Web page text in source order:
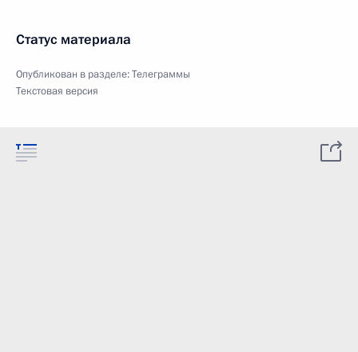
Статус материала
Опубликован в разделе:Телеграммы
Текстовая версия